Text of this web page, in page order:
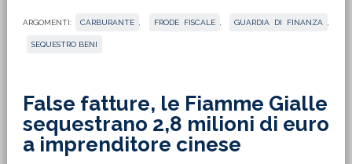
ARGOMENTI: CARBURANTE FRODE FISCALE GUARDIA DI FINANZA
SEQUESTRO BENI
False fatture, le Fiamme Gialle
sequestrano 2,8 milioni di euro
a imprenditore cinese